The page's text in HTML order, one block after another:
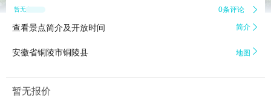
暂无点评 0条评论 
查看景点简介及开放时间 简介 
安徽省铜陵市铜陵县 地图 
暂无报价